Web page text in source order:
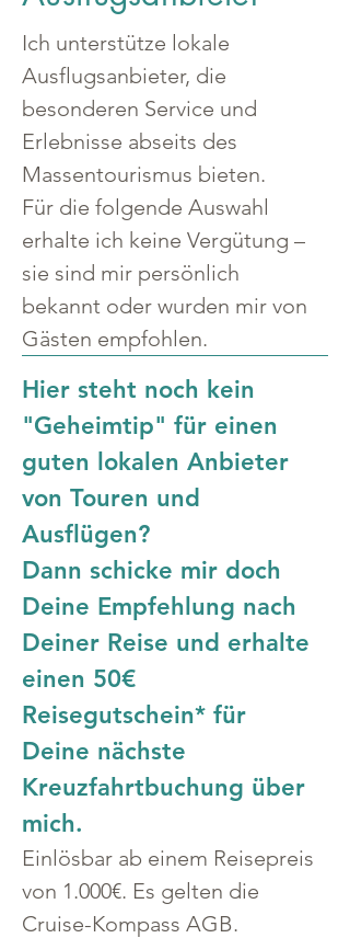
Ich unterstütze lokale
Ausflugsanbieter, die
besonderen Service und
Erlebnisse abseits des
Massentourismus bieten.
Für die folgende Auswahl
erhalte ich keine Vergütung –
sie sind mir persönlich
bekannt oder wurden mir von
Gästen empfohlen.
Hier steht noch kein
"Geheimtip" für einen
guten lokalen Anbieter
von Touren und
Ausflügen?
Dann schicke mir doch
Deine Empfehlung nach
Deiner Reise und erhalte
einen 50€
Reisegutschein* für
Deine nächste
Kreuzfahrtbuchung über
mich.
Einlösbar ab einem Reisepreis
von 1.000€. Es gelten die
Cruise-Kompass AGB.